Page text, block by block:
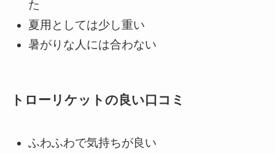
た
夏用としては少し重い
暑がりな人には合わない
トローリケットの良い口コミ
ふわふわで気持ちが良い